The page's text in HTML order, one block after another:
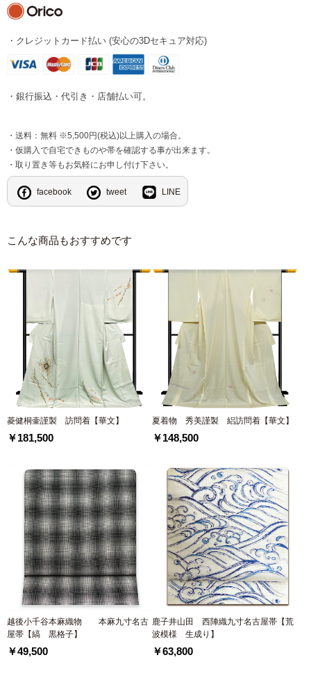
・クレジットカード払い (安心の3Dセキュア対応)
・銀行振込・代引き・店舗払い可。
・送料：無料 ※5,500円(税込)以上購入の場合。
・仮購入で自宅できものや帯を確認する事が出来ます。
・取り置き等もお気軽にお申し付け下さい。
facebook tweet LINE
こんな商品もおすすめです
菱健桐壷謹製 訪問着【華文】
￥181,500
夏着物 秀美謹製 絽訪問着【華文】
￥148,500
越後小千谷本麻織物 本麻九寸名古
屋帯【縞 黒格子】
￥49,500
鹿子井山田 西陣織九寸名古屋帯【荒
波模様 生成り】
￥63,800